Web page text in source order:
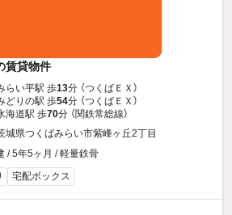
賃貸物件
らい平駅 歩13分 （つくばＥＸ）
どりの駅 歩54分 （つくばＥＸ）
海道駅 歩70分 （関鉄常総線）
城県つくばみらい市紫峰ヶ丘2丁目
/ 5年5ヶ月 / 軽量鉄骨
宅配ボックス